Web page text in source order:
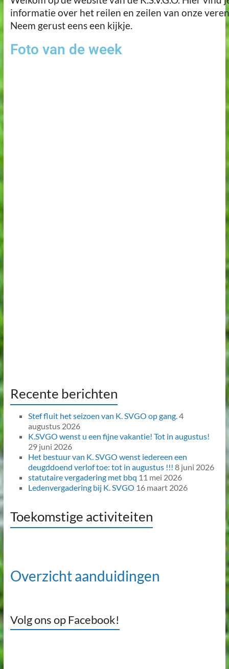
informatie over het reilen en zeilen van onze
Neem gerust eens een kijkje.
Foto van de week
Recente berichten
Stef fluit het seizoen van K. SVGO op gang.4
augustus 2026
K.SVGO wenst u een fijne vakantie! Tot in augustus!
29 juni 2026
Het bestuur van K. SVGO wenst iedereen een
deugddoend verlof toe: tot in augustus !!! 8 juni 2026
statutaire vergadering met bbq 11 mei 2026
Ledenvergadering bij K. SVGO 16 maart 2026
Toekomstige activiteiten
Overzicht aanduidingen
Volg ons op Facebook!